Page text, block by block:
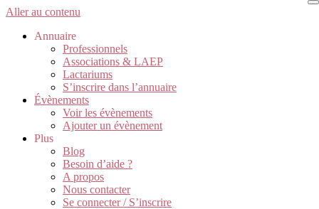
Aller au contenu
Annuaire
Professionnels
Associations & LAEP
Lactariums
S’inscrire dans l’annuaire
Évènements
Voir les évènements
Ajouter un évènement
Plus
Blog
Besoin d’aide ?
A propos
Nous contacter
Se connecter / S’inscrire